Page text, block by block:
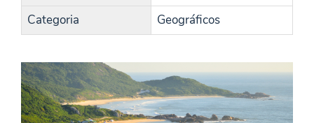
Categoria
Geográficos